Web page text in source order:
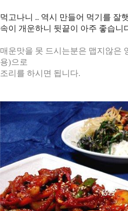
먹고나니 .. 역시 만들어 먹기를 잘
속이 개운하니 뒷끝이 아주 좋습니
매운맛을 못 드시는분은 맵지않은
용)으로
조리를 하시면 됩니다.